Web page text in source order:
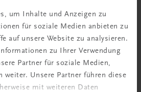
um Inhalte und Anzeigen zu
für soziale Medien anbieten zu
auf unsere Website zu analysieren.
zu Ihrer Verwendung
Partner für soziale Medien,
weiter. Unsere Partner führen diese
mit weiteren Daten